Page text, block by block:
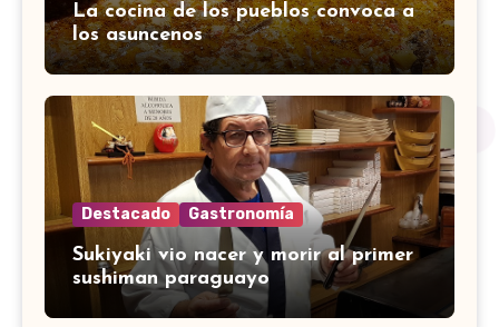
La cocina de los pueblos convoca a
los asuncenos
Destacado Gastronomía
Sukiyaki vio nacer y morir al primer
sushiman paraguayo